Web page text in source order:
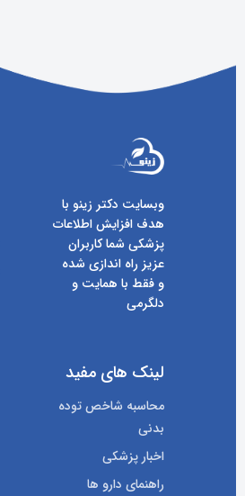
وبسایت دکتر زینو با
هدف افزایش اطلاعات
پزشکی شما کاربران
عزیز راه اندازی شده
و فقط با همایت و
دلگرمی
لینک های مفید
محاسبه شاخص توده
بدنی
اخبار پزشکی
راهنمای دارو ها